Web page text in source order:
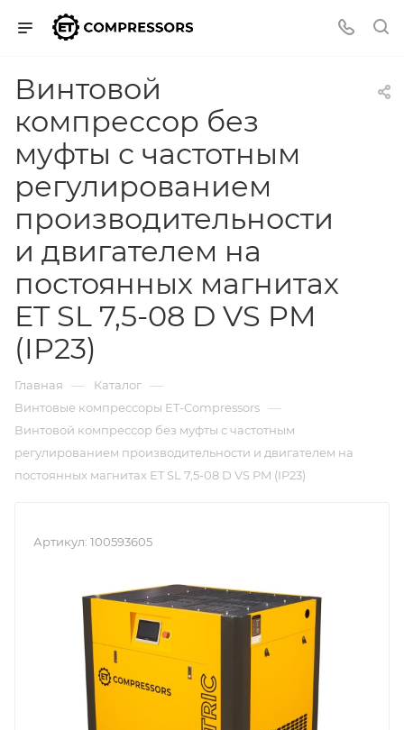
Винтовой
компрессор без
муфты с частотным
регулированием
производительности
и двигателем на
постоянных магнитах
ET SL 7,5-08 D VS PM
(IP23)
Главная — Каталог —
Винтовые компрессоры ET-Compressors —
Винтовой компрессор без муфты с частотным
регулированием производительности и двигателем на
постоянных магнитах ET SL 7,5-08 D VS PM (IP23)
Артикул: 100593605